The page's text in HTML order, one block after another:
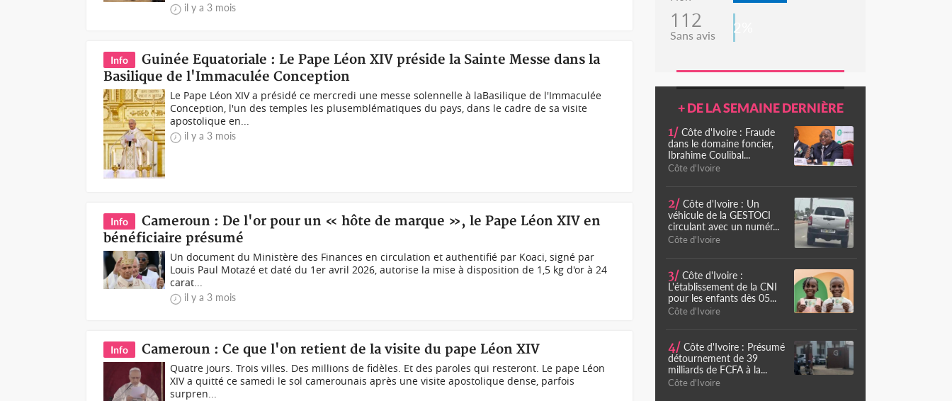
il y a 3 mois
Info
Guinée Equatoriale : Le Pape Léon XIV préside la Sainte Messe dans la
Basilique de l'Immaculée Conception
Le Pape Léon XIV a présidé ce mercredi une messe solennelle à laBasilique de l'Immaculée
Conception, l'un des temples les plusemblématiques du pays, dans le cadre de sa visite
apostolique en...
il y a 3 mois
Info
Cameroun : De l'or pour un « hôte de marque », le Pape Léon XIV en
bénéficiaire présumé
Un document du Ministère des Finances en circulation et authentifié par Koaci, signé par
Louis Paul Motazé et daté du 1er avril 2026, autorise la mise à disposition de 1,5 kg d'or à 24
carat...
il y a 3 mois
Info Cameroun : Ce que l'on retient de la visite du pape Léon XIV
Quatre jours. Trois villes. Des millions de fidèles. Et des paroles qui resteront. Le pape Léon
XIV a quitté ce samedi le sol camerounais après une visite apostolique dense, parfois
surpren...
112
Sans avis 2%
+ DE LA SEMAINE DERNIÈRE
1/ Côte d'Ivoire : Fraude
dans le domaine foncier,
Ibrahime Coulibal...
Côte d'Ivoire
2/ Côte d'Ivoire : Un
véhicule de la GESTOCI
circulant avec un numér...
Côte d'Ivoire
3/ Côte d'Ivoire :
L'établissement de la CNI
pour les enfants dès 05...
Côte d'Ivoire
4/ Côte d'Ivoire : Présumé
détournement de 39
milliards de FCFA à la...
Côte d'Ivoire